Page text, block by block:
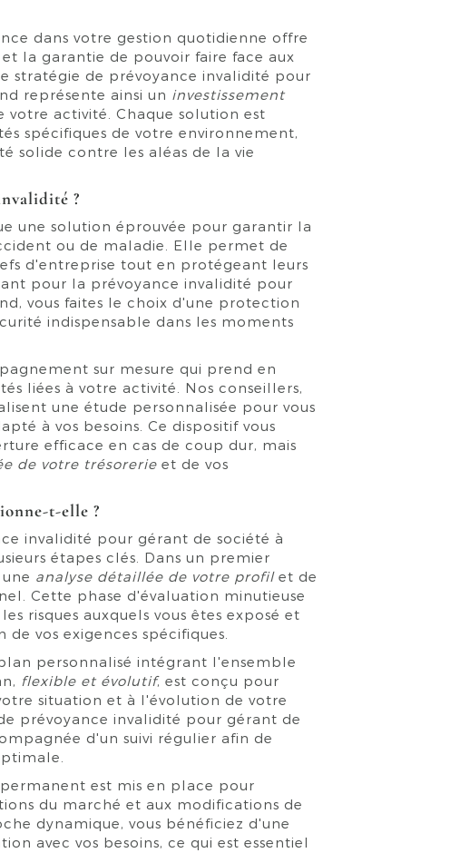
dans votre gestion quotidienne offre
la garantie de pouvoir faire face aux
stratégie de prévoyance invalidité pour
représente ainsi un investissement
votre activité. Chaque solution est
spécifiques de votre environnement,
solide contre les aléas de la vie
?
une solution éprouvée pour garantir la
ou de maladie. Elle permet de
d'entreprise tout en protégeant leurs
pour la prévoyance invalidité pour
vous faites le choix d'une protection
indispensable dans les moments
sur mesure qui prend en
liées à votre activité. Nos conseillers,
une étude personnalisée pour vous
à vos besoins. Ce dispositif vous
efficace en cas de coup dur, mais
de votre trésorerie et de vos
t-elle ?
invalidité pour gérant de société à
étapes clés. Dans un premier
analyse détaillée de votre profilet de
Cette phase d'évaluation minutieuse
risques auxquels vous êtes exposé et
vos exigences spécifiques.
personnalisé intégrant l'ensemble
flexible et évolutif, est conçu pour
situation et à l'évolution de votre
prévoyance invalidité pour gérant de
d'un suivi régulier afin de
est mis en place pour
du marché et aux modifications de
dynamique, vous bénéficiez d'une
avec vos besoins, ce qui est essentiel